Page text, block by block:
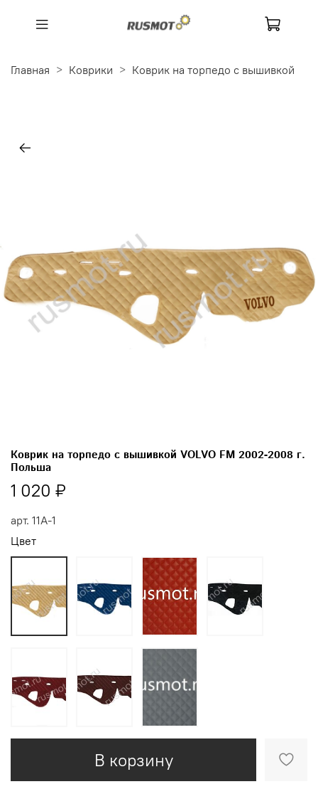
Главная Коврики Коврик на торпедо с вышивкой
арт. 11А-1
Коврик на торпедо с вышивкой VOLVO FM 2002-2008 г.
Польша
1 020 ₽
В корзину
Цвет